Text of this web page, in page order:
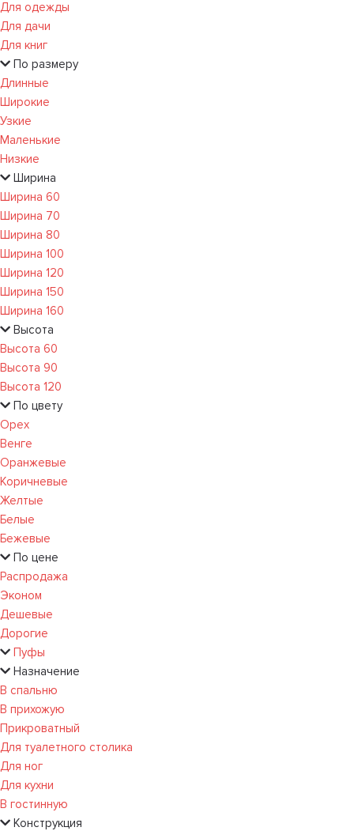
Для одежды
Для дачи
Для книг
По размеру
Длинные
Широкие
Узкие
Маленькие
Низкие
Ширина
Ширина 60
Ширина 70
Ширина 80
Ширина 100
Ширина 120
Ширина 150
Ширина 160
Высота
Высота 60
Высота 90
Высота 120
По цвету
Орех
Венге
Оранжевые
Коричневые
Желтые
Белые
Бежевые
По цене
Распродажа
Эконом
Дешевые
Дорогие
Пуфы
Назначение
В спальню
В прихожую
Прикроватный
Для туалетного столика
Для ног
Для кухни
В гостинную
Конструкция